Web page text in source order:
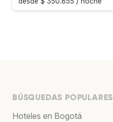
BÚSQUEDAS POPULARES
Hoteles en Bogotá